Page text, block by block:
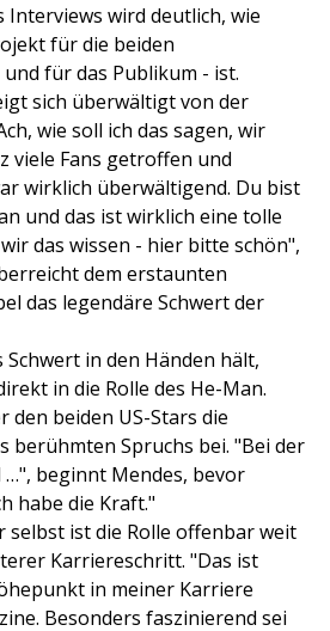
Interviews wird deutlich, wie
für die beiden
für das Publikum - ist.
sich überwältigt von der
wie soll ich das sagen, wir
viele Fans getroffen und
wirklich überwältigend. Du bist
und das ist wirklich eine tolle
das wissen - hier bitte schön",
dem erstaunten
das legendäre Schwert der
Schwert in den Händen hält,
in die Rolle des He-Man.
beiden US-Stars die
berühmten Spruchs bei. "Bei der
…", beginnt Mendes, bevor
habe die Kraft."
selbst ist die Rolle offenbar weit
Karriereschritt. "Das ist
in meiner Karriere
Besonders faszinierend sei